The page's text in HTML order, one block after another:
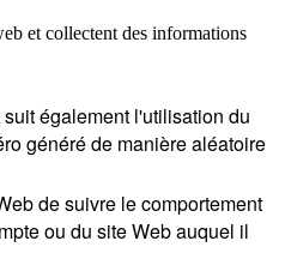
et collectent des informations
également l'utilisation du
généré de manière aléatoire
de suivre le comportement
ou du site Web auquel il